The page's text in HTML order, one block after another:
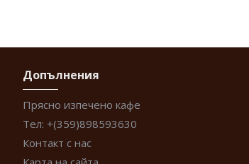
Допълнения
Прясно изпечено кафе
Тел: +(359)898593630
Контакт с нас